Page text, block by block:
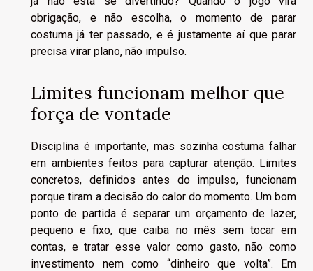
obrigação, e não escolha, o momento de parar
costuma já ter passado, e é justamente aí que parar
precisa virar plano, não impulso.
Limites funcionam melhor que
força de vontade
Disciplina é importante, mas sozinha costuma falhar
em ambientes feitos para capturar atenção. Limites
concretos, definidos antes do impulso, funcionam
porque tiram a decisão do calor do momento. Um bom
ponto de partida é separar um orçamento de lazer,
pequeno e fixo, que caiba no mês sem tocar em
contas, e tratar esse valor como gasto, não como
investimento nem como “dinheiro que volta”. Em